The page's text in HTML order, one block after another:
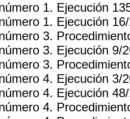
1. Ejecución
1. Ejecución
3.
3. Ejecución 9/
3.
4. Ejecución 3/
4. Ejecución
4.